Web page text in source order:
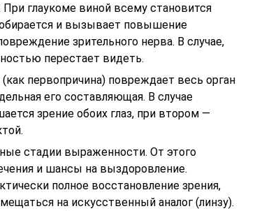
глаукоме виной всему становится
и вызывает повышение
зрительного нерва. В случае,
перестает видеть.
первопричина) повреждает весь орган
его составляющая. В случае
зрение обоих глаз, при втором —
стадии выраженности. От этого
и шансы на выздоровление.
полное восстановление зрения,
на искусственный аналог (линзу).